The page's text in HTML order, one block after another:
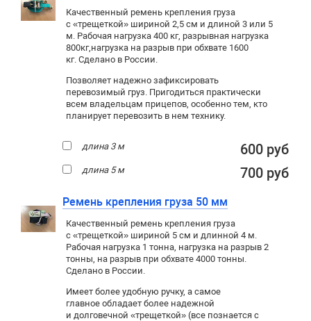
Качественный ремень крепления груза
с «трещеткой» шириной 2,5 см и длиной 3 или 5
м. Рабочая нагрузка 400 кг, разрывная нагрузка
800кг,нагрузка на разрыв при обхвате 1600
кг. Сделано в России.
Позволяет надежно зафиксировать
перевозимый груз. Пригодиться практически
всем владельцам прицепов, особенно тем, кто
планирует перевозить в нем технику.
длина 3 м 600 руб
длина 5 м 700 руб
Ремень крепления груза 50 мм
Качественный ремень крепления груза
с «трещеткой» шириной 5 см и длинной 4 м.
Рабочая нагрузка 1 тонна, нагрузка на разрыв 2
тонны, на разрыв при обхвате 4000 тонны.
Сделано в России.
Имеет более удобную ручку, а самое
главное обладает более надежной
и долговечной «трещеткой» (все познается с